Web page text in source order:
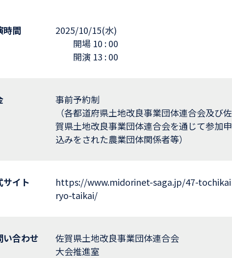
時間
2025/10/15(水)
開場 10 : 00
開演 13 : 00
事前予約制
（各都道府県土地改良事業団体連合会及び佐
賀県土地改良事業団体連合会を通じて参加申
込みをされた農業団体関係者等）
サイト
https://www.midorinet-saga.jp/47-tochikai
ryo-taikai/
い合わせ
佐賀県土地改良事業団体連合会
大会推進室